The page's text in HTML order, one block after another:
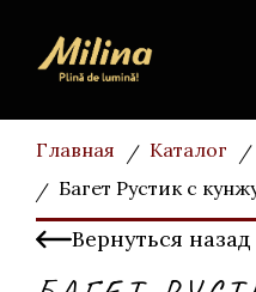
Главная Каталог
Багет Рустик с
Вернуться назад